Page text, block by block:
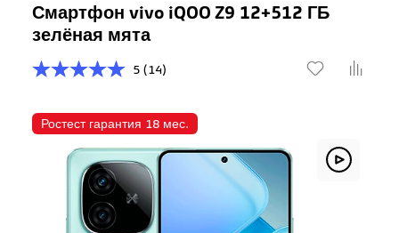
Смартфон vivo iQOO Z9 12+512 ГБ
зелёная мята
5 (14)
Ростест гарантия 18 мес.